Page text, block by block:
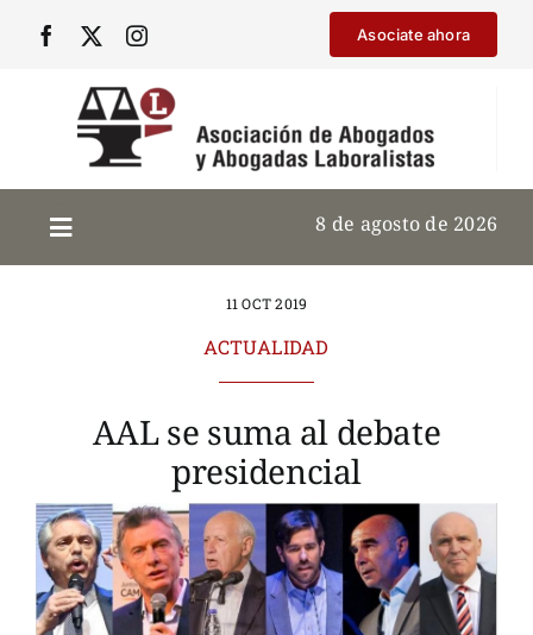
Asociate ahora
8 de agosto de 2026
11 OCT 2019
ACTUALIDAD
AAL se suma al debate
presidencial